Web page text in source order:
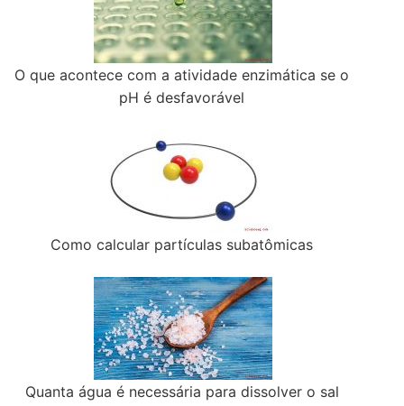
O que acontece com a atividade enzimática se o
pH é desfavorável
Como calcular partículas subatômicas
Quanta água é necessária para dissolver o sal